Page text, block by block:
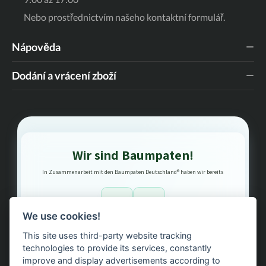
potěší svým uvolňujícím a zklidňujícím účinkem.
Nebo prostřednictvím našeho kontaktní formulář.
Nápověda
Dodání a vrácení zboží
Wir sind Baumpaten!
In Zusammenarbeit mit den Baumpaten Deutschland® haben wir bereits
Bäume gepflanzt – regional, nachhaltig, transparent.
We use cookies!
This site uses third-party website tracking
technologies to provide its services, constantly
improve and display advertisements according to